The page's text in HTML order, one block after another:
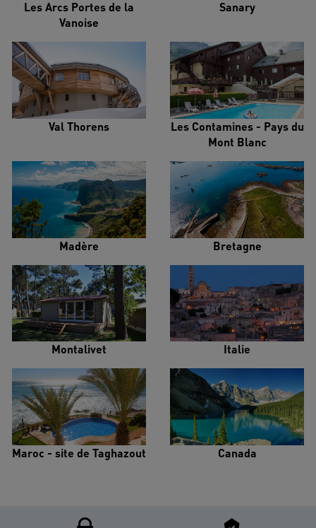
Les Arcs Portes de la
Vanoise
Sanary
Val Thorens
Les Contamines - Pays du
Mont Blanc
Madère Bretagne
Montalivet Italie
Maroc - site de Taghazout Canada